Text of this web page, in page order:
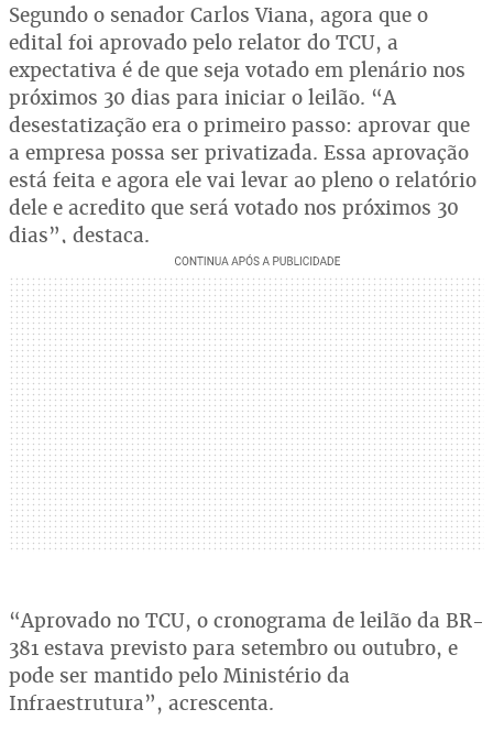
Segundo o senador Carlos Viana, agora que o
edital foi aprovado pelo relator do TCU, a
expectativa é de que seja votado em plenário nos
próximos 30 dias para iniciar o leilão. “A
desestatização era o primeiro passo: aprovar que
a empresa possa ser privatizada. Essa aprovação
está feita e agora ele vai levar ao pleno o relatório
dele e acredito que será votado nos próximos 30
dias”, destaca.
“Aprovado no TCU, o cronograma de leilão da BR-
381 estava previsto para setembro ou outubro, e
pode ser mantido pelo Ministério da
Infraestrutura”, acrescenta.